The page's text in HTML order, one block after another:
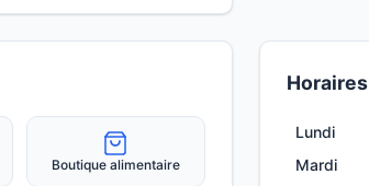
Boutique alimentaire
Horaires
Lundi
Mardi